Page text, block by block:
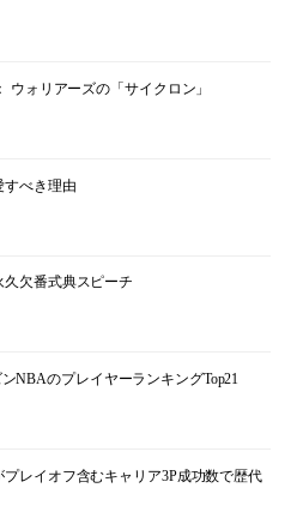
ウォリアーズの「サイクロン」
すべき理由
久欠番式典スピーチ
ンNBAのプレイヤーランキングTop21
レイオフ含むキャリア3P成功数で歴代